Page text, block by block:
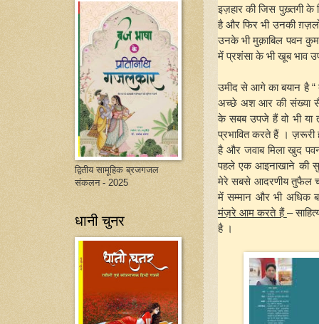
इज़हार की जिस पुख़्तगी के
है और फिर भी उनकी ग़ज़लों
उनके भी मुक़ाबिल पवन
में प्रशंसा के भी खूब भाव
उमीद से आगे का बयान है
अच्छे अश आर की संख्या
के सबब उपजे हैं वो भी या
प्रभावित करते हैं । ज़रूरी
है और जवाब मिला खुद
पहले एक आइनाखाने की
मेरे सबसे आदरणीय तुफैल
में सम्मान और भी अधिक
मंज़रे आम करते हैं–
है ।
द्वितीय सामूहिक ब्रजगजल
संकलन - 2025
धानी चुनर